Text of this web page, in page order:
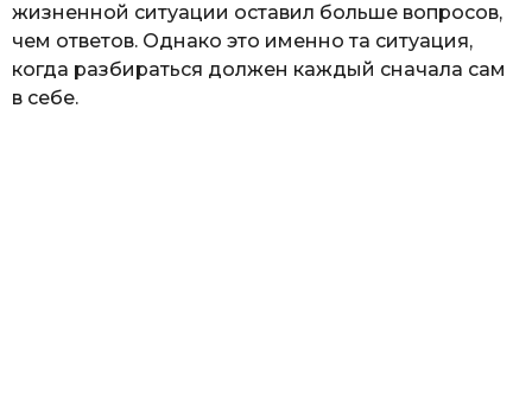
жизненной ситуации оставил больше вопросов,
чем ответов. Однако это именно та ситуация,
когда разбираться должен каждый сначала сам
в себе.